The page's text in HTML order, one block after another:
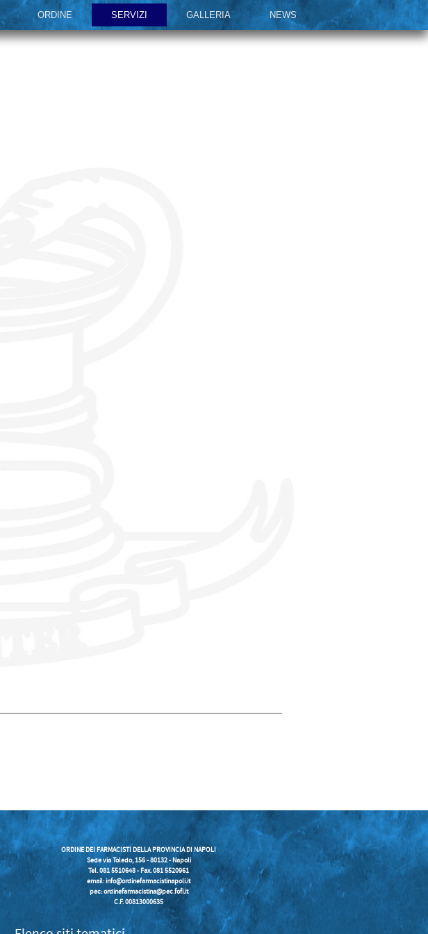
ORDINE SERVIZI GALLERIA NEWS
ORDINE DEI FARMACISTI DELLA PROVINCIA DI NAPOLI
Sede via Toledo, 156 - 80132 - Napoli
Tel. 081 5510648 - Fax. 081 5520961
email:info@ordinefarmacistinapoli.it
pec: ordinefarmacistina@pec.fofi.it
C.F. 00813000635